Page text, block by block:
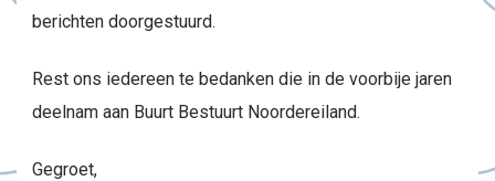
berichten doorgestuurd.
Rest ons iedereen te bedanken die in de voorbije jaren
deelnam aan Buurt Bestuurt Noordereiland.
Gegroet,